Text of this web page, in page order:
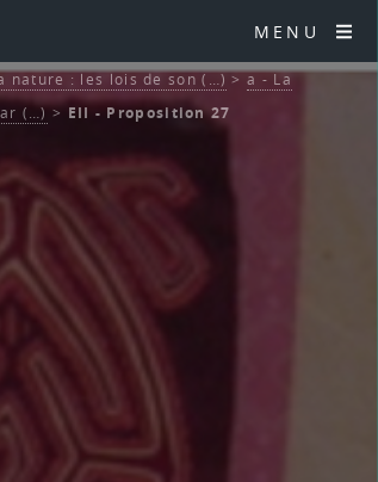
MENU
nature : les lois de son (…)>a - La
(…) > EII - Proposition 27